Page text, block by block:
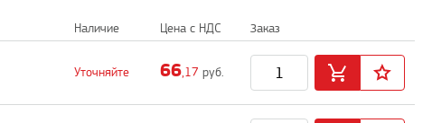
Наличие Цена с НДС Заказ
Уточняйте 66,17 руб.